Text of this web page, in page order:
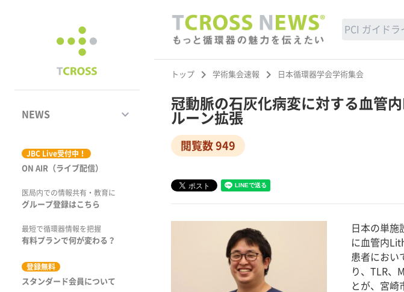
NEWS keyboard_arrow_down
ジャーナル
動画コンテンツ
市場トピックス
JBC Live受付中！
ON AIR（ライブ配信）
医局内での情報共有・教育に
グループ登録はこちら
最短で循環器情報を把握
有料プランで何が変わる？
登録無料
スタンダード会員について
トップ keyboard_arrow_right 学術集会速報 keyboard_arrow_right 日本循環器学会学術集会
冠動脈の石灰化病変に対する血管
ルーン拡張
閲覧数 949
日本の単施
に血管内
患者におい
り、TLR、
とが、宮崎